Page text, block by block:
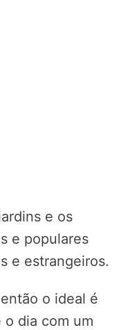
e os
e populares
e estrangeiros.
o ideal é
o dia com um